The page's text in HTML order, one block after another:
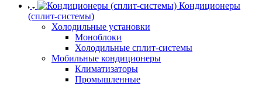
Кондиционеры
(сплит-системы)
Холодильные установки
Моноблоки
Холодильные сплит-системы
Мобильные кондиционеры
Климатизаторы
Промышленные